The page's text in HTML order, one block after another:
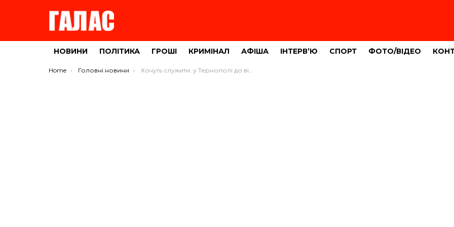
НОВИНИ ПОЛІТИКА ГРОШІ КРИМІНАЛ АФІША ІНТЕРВ’Ю СПОРТ ФОТО/ВІДЕО
You are here:
Home Головні новини Хочуть служити: у Тернополі до військкомату просяться і 17-річні хлопці